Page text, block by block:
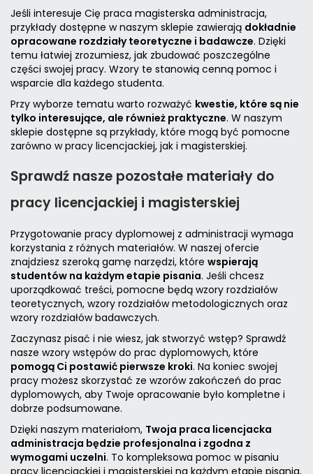
Jeśli interesuje Cię praca magisterska administracja,
przykłady dostępne w naszym sklepie zawierają dokładnie
opracowane rozdziały teoretyczne i badawcze. Dzięki
temu łatwiej zrozumiesz, jak zbudować poszczególne
części swojej pracy. Wzory te stanowią cenną pomoc i
wsparcie dla każdego studenta.
Przy wyborze tematu warto rozważyć kwestie, które są nie
tylko interesujące, ale również praktyczne. W naszym
sklepie dostępne są przykłady, które mogą być pomocne
zarówno w pracy licencjackiej, jak i magisterskiej.
Sprawdź nasze pozostałe materiały do
pracy licencjackiej i magisterskiej
Przygotowanie pracy dyplomowej z administracji wymaga
korzystania z różnych materiałów. W naszej ofercie
znajdziesz szeroką gamę narzędzi, które wspierają
studentów na każdym etapie pisania. Jeśli chcesz
uporządkować treści, pomocne będą wzory rozdziałów
teoretycznych, wzory rozdziałów metodologicznych oraz
wzory rozdziałów badawczych.
Zaczynasz pisać i nie wiesz, jak stworzyć wstęp? Sprawdź
nasze wzory wstępów do prac dyplomowych, które
pomogą Ci postawić pierwsze kroki. Na koniec swojej
pracy możesz skorzystać ze wzorów zakończeń do prac
dyplomowych, aby Twoje opracowanie było kompletne i
dobrze podsumowane.
Dzięki naszym materiałom, Twoja praca licencjacka
administracja będzie profesjonalna i zgodna z
wymogami uczelni. To kompleksowa pomoc w pisaniu
pracy licencjackiej i magisterskiej na każdym etapie pisania,